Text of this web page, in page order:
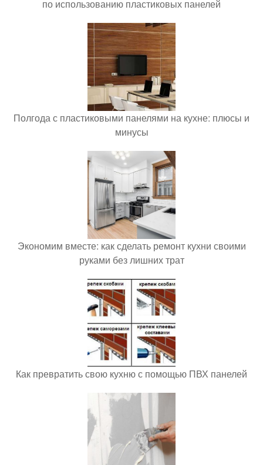
по использованию пластиковых панелей
Полгода с пластиковыми панелями на кухне: плюсы и
минусы
Экономим вместе: как сделать ремонт кухни своими
руками без лишних трат
Как превратить свою кухню с помощью ПВХ панелей